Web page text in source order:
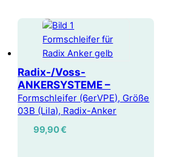
Radix-/Voss-
ANKERSYSTEME –
Formschleifer (6erVPE), Größe
03B (Lila), Radix-Anker
99,90€